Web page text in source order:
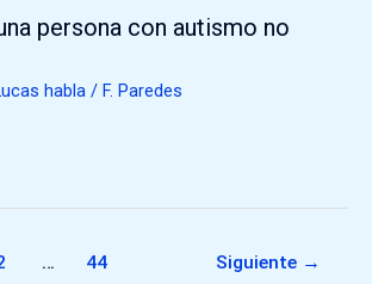
persona con autismo no
habla / F. Paredes
… 44 Siguiente →